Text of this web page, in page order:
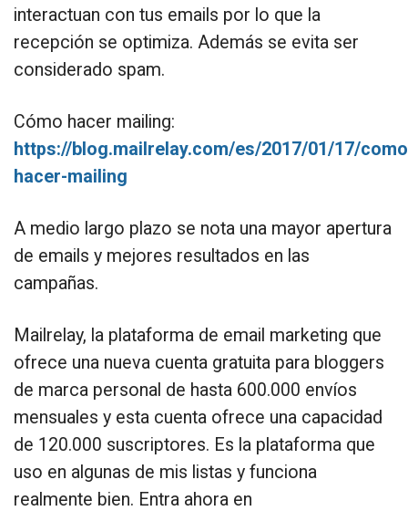
interactuan con tus emails por lo que la
recepción se optimiza. Además se evita ser
considerado spam.
Cómo hacer mailing:
https://blog.mailrelay.com/es/2017/01/17/
hacer-mailing
A medio largo plazo se nota una mayor apertura
de emails y mejores resultados en las
campañas.
Mailrelay, la plataforma de email marketing que
ofrece una nueva cuenta gratuita para bloggers
de marca personal de hasta 600.000 envíos
mensuales y esta cuenta ofrece una capacidad
de 120.000 suscriptores. Es la plataforma que
uso en algunas de mis listas y funciona
realmente bien. Entra ahora en